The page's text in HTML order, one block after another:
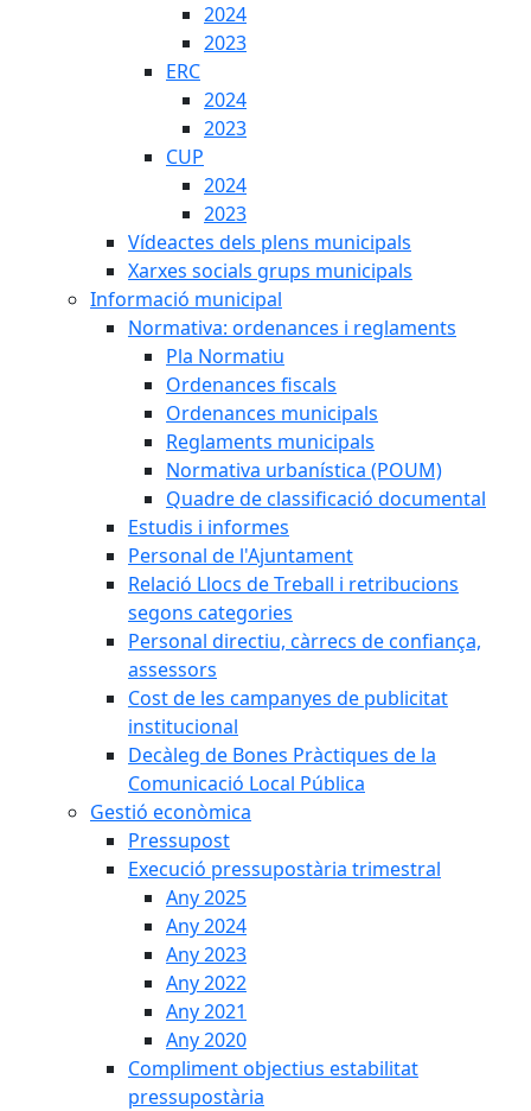
2024
2023
ERC
2024
2023
CUP
2024
2023
Vídeactes dels plens municipals
Xarxes socials grups municipals
Informació municipal
Normativa: ordenances i reglaments
Pla Normatiu
Ordenances fiscals
Ordenances municipals
Reglaments municipals
Normativa urbanística (POUM)
Quadre de classificació documental
Estudis i informes
Personal de l'Ajuntament
Relació Llocs de Treball i retribucions
segons categories
Personal directiu, càrrecs de confiança,
assessors
Cost de les campanyes de publicitat
institucional
Decàleg de Bones Pràctiques de la
Comunicació Local Pública
Gestió econòmica
Pressupost
Execució pressupostària trimestral
Any 2025
Any 2024
Any 2023
Any 2022
Any 2021
Any 2020
Compliment objectius estabilitat
pressupostària